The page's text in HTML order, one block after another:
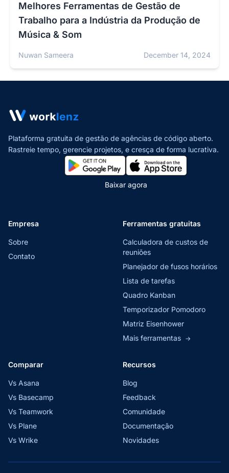
Melhores Ferramentas de Gestão de
Trabalho para a Indústria da Produção de
Música & Som
Nuwan Sameera December 14, 2024
Plataforma gratuita de gestão de agências de código aberto.
Rastreie tempo, gerencie projetos, e cresça de forma lucrativa.
Baixar agora
Empresa
Sobre
Contato
Ferramentas gratuitas
Calculadora de custos de
reuniões
Planejador de fusos horários
Lista de tarefas
Quadro Kanban
Temporizador Pomodoro
Matriz Eisenhower
Mais ferramentas →
Comparar
Vs Asana
Vs Basecamp
Vs Teamwork
Vs Plane
Vs Wrike
Recursos
Blog
Feedback
Comunidade
Documentação
Novidades